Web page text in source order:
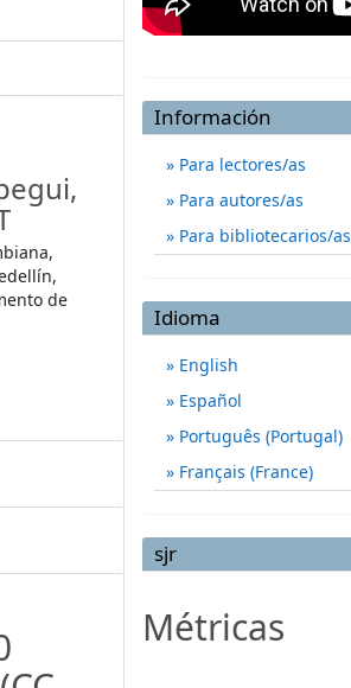
de
Información
Para lectores/as
Para autores/as
Para bibliotecarios/as
Idioma
English
Español
Português (Portugal)
Français (France)
sjr
Métricas